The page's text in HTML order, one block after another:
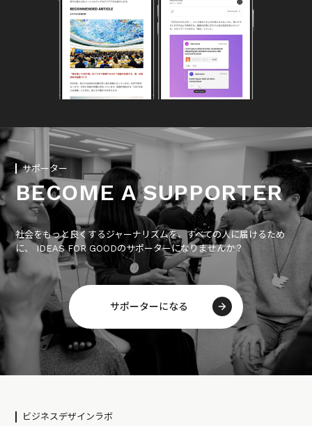
サポーター
BECOME A SUPPORTER
社会をもっと良くするジャーナリズムを、すべての人に届けるため
に、 IDEAS FOR GOODのサポーターになりませんか？
サポーターになる
ビジネスデザインラボ